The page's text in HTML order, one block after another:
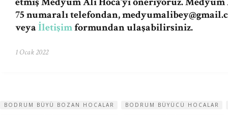
75 numaralı telefondan,
veyaİletişimformundan ulaşabilirsiniz.
1 Ocak 2022
BODRUM BÜYÜ BOZAN HOCALAR
BODRUM BÜYÜCÜ HOCALAR